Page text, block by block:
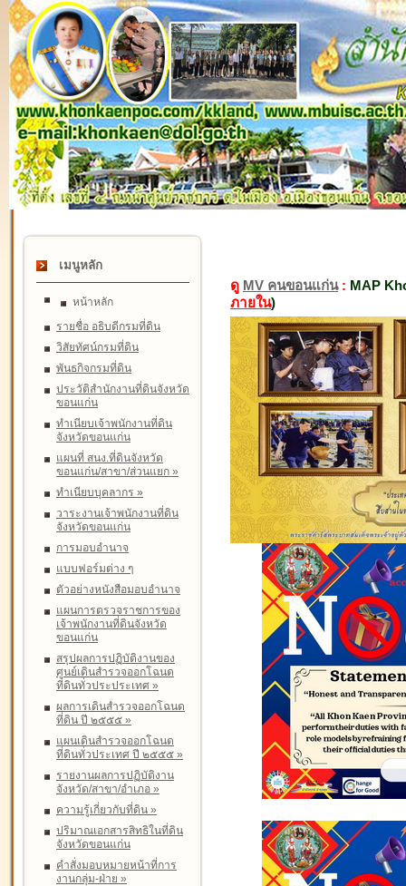
เมนูหลัก
หน้าหลัก
รายชื่อ อธิบดีกรมที่ดิน
วิสัยทัศน์กรมที่ดิน
พันธกิจกรมที่ดิน
ประวัติสำนักงานที่ดินจังหวัด
ขอนแก่น
ทำเนียบเจ้าพนักงานที่ดิน
จังหวัดขอนแก่น
แผนที่ สนง.ที่ดินจังหวัด
ขอนแก่น/สาขา/ส่วนแยก »
ทำเนียบบุคลากร »
วาระงานเจ้าพนักงานที่ดิน
จังหวัดขอนแก่น
การมอบอำนาจ
แบบฟอร์มต่าง ๆ
ตัวอย่างหนังสือมอบอำนาจ
แผนการตรวจราชการของ
เจ้าพนักงานที่ดินจังหวัด
ขอนแก่น
สรุปผลการปฏิบัติงานของ
ศูนย์เดินสำรวจออกโฉนด
ที่ดินทั่วประประเทศ »
ผลการเดินสำรวจออกโฉนด
ที่ดิน ปี ๒๕๕๕ »
แผนเดินสำรวจออกโฉนด
ที่ดินทั่วประเทศ ปี ๒๕๕๕ »
รายงานผลการปฏิบัติงาน
จังหวัด/สาขา/อำเภอ »
ความรู้เกี่ยวกับที่ดิน »
ปริมาณเอกสารสิทธิในที่ดิน
จังหวัดขอนแก่น
คำสั่งมอบหมายหน้าที่การ
งานกลุ่ม-ฝ่าย »
ดู MV คนขอนแก่น: MAP
ภายใน)